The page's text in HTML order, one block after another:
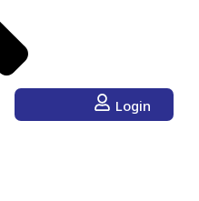
Login